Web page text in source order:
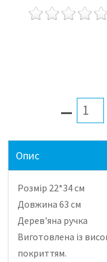
–
Опис
Розмір 22*34 см
Довжина 63 см
Дерев'яна ручка
Виготовлена ​​із
покриттям.